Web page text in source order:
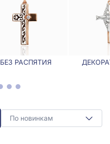
БЕЗ РАСПЯТИЯ
По новинкам